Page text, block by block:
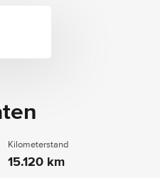
Kilometerstand
15.120 km